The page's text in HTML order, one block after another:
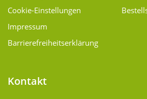
Cookie-Einstellungen
Impressum
Barrierefreiheitserklärung
Kontakt